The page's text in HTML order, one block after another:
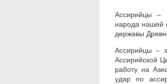
Ассирийцы –
народа нашей
державы
Ассирийцы –
Ассирийской
работу на
удар по